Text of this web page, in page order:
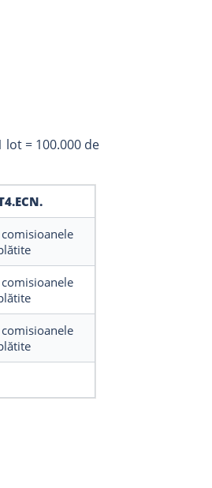
= 100.000 de